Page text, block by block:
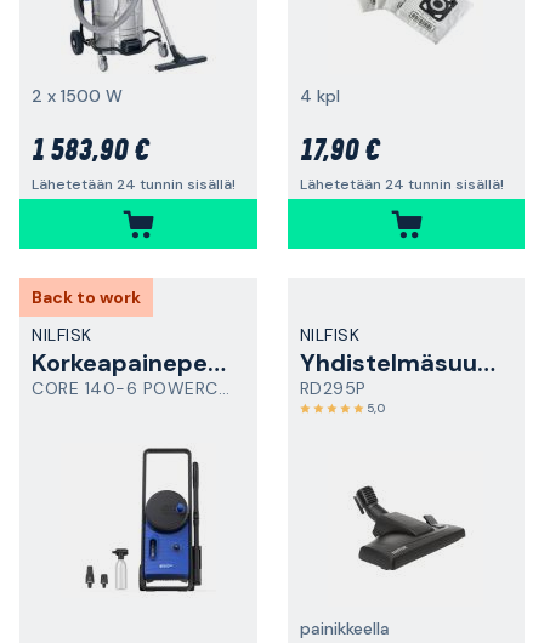
2 x 1500 W
1 583,90 €
Lähetetään 24 tunnin sisällä!
4 kpl
17,90 €
Lähetetään 24 tunnin sisällä!
Back to work
NILFISK
Korkeapainepesuri
CORE 140-6 POWERCONTROL
NILFISK
Yhdistelmäsuulake
RD295P
5,0
painikkeella